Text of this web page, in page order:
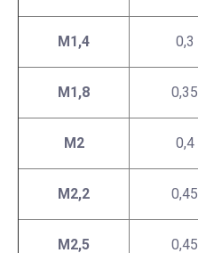
М1,4 0,3
М1,8 0,35
М2 0,4
М2,2 0,45
М2,5 0,45